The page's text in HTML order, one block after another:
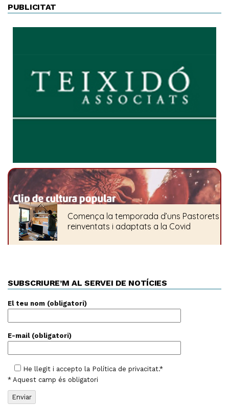
PUBLICITAT
SUBSCRIURE’M AL SERVEI DE NOTÍCIES
El teu nom (obligatori)
E-mail (obligatori)
He llegit i accepto la Política de privacitat.*
* Aquest camp és obligatori